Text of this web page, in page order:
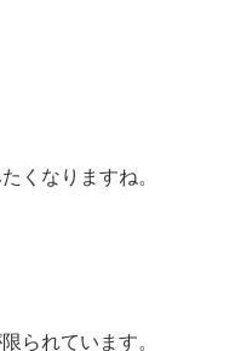
くなりますね。
られています。